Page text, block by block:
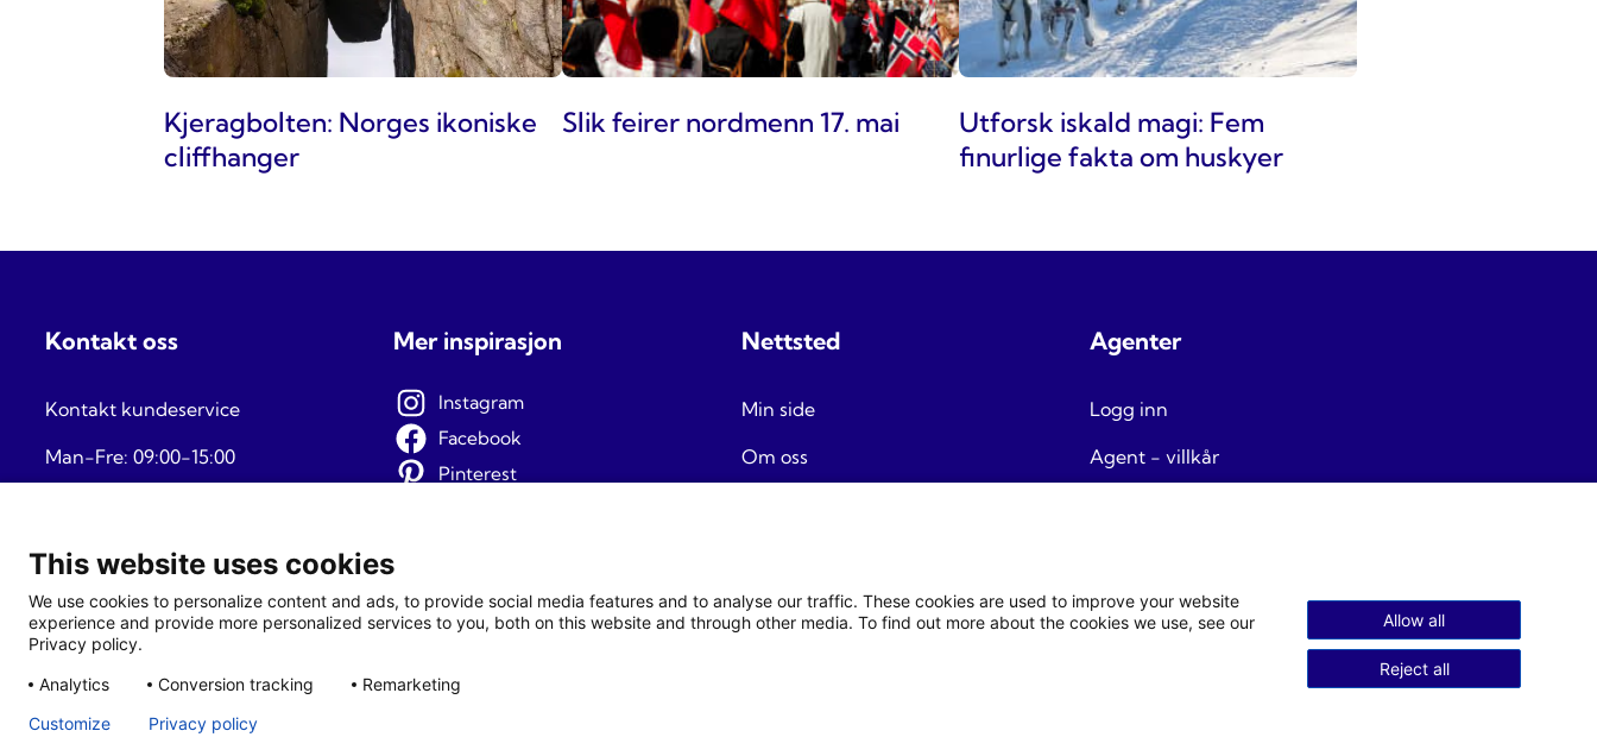
Kjeragbolten: Norges ikoniske
cliffhanger
Slik feirer nordmenn 17. mai
Utforsk iskald magi: Fem
finurlige fakta om huskyer
Kontakt oss
Kontakt kundeservice
Man-Fre: 09:00-15:00
Mer inspirasjon
Instagram
Facebook
Pinterest
Nettsted
Min side
Om oss
Nyhetsbrev
Endre cookie samtykke
Agenter
Logg inn
Agent - villkår
This website uses cookies
We use cookies to personalize content and ads, to provide social media features and to analyse our traffic. These cookies are used to improve your website
experience and provide more personalized services to you, both on this website and through other media. To find out more about the cookies we use, see our
Privacy policy.
Analytics
Conversion tracking Remarketing
Allow all
Reject all
Customize Privacy policy